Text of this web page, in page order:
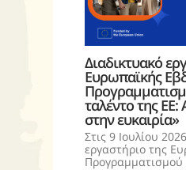
Διαδικτυακό
Ευρωπαϊκής
ταλέντο της
στην ευκαιρία»
Στις 9 Ιουλίου
εργαστήριο της
Προγραμματισμού